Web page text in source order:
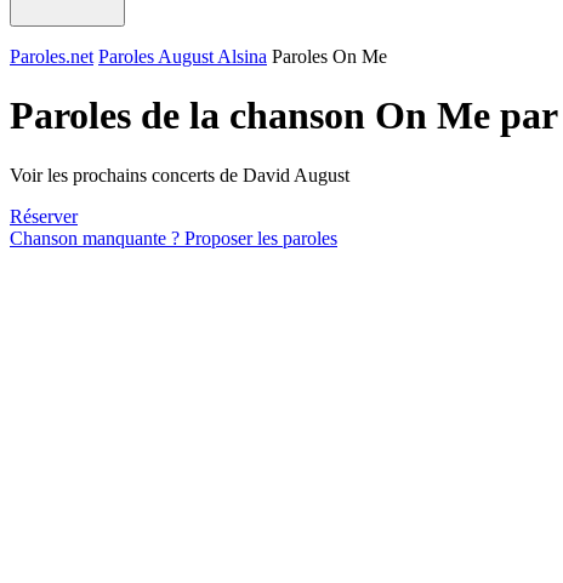
Paroles.net Paroles August Alsina Paroles On Me
Paroles de la chanson On Me par
Voir les prochains concerts de David August
Réserver
Chanson manquante ? Proposer les paroles